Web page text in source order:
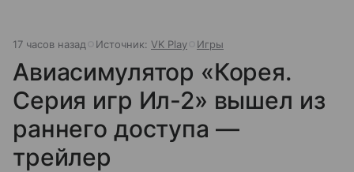
17 часов назад Источник: VK Play Игры
Авиасимулятор «Корея.
Серия игр Ил-2» вышел из
раннего доступа —
трейлер